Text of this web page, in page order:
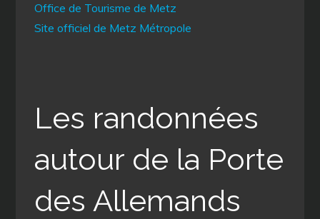
Office de Tourisme de Metz
Site officiel de Metz Métropole
Les randonnées
autour de la Porte
des Allemands